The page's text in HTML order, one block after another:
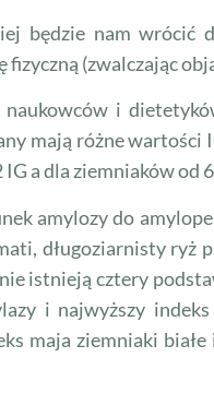
będzie nam wrócić
(zwalczając
i
mają różne
a dla ziemniaków od
amylozy do
długoziarnisty ryż
istnieją cztery
i najwyższy
maja ziemniaki